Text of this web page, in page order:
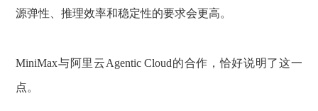
源弹性、推理效率和稳定性的要求会更高。
MiniMax与阿里云Agentic Cloud的合作，恰好说明了这一
点。